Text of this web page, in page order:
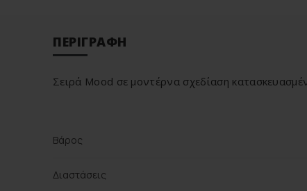
ΠΕΡΙΓΡΑΦΉ
Σειρά Mood σε μοντέρνα σχεδίαση
Βάρος
Διαστάσεις